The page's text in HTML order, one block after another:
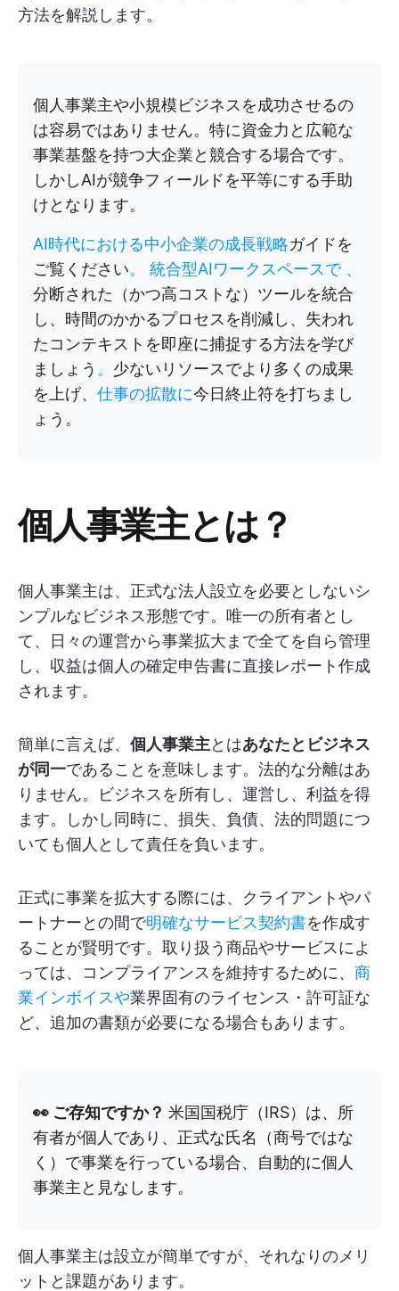
方法を解説します。
個人事業主や小規模ビジネスを成功させるの
は容易ではありません。特に資金力と広範な
事業基盤を持つ大企業と競合する場合です。
しかしAIが競争フィールドを平等にする手助
けとなります。
AI時代における中小企業の成長戦略ガイドを
ご覧ください。 統合型AIワークスペースで 、
分断された（かつ高コストな）ツールを統合
し、時間のかかるプロセスを削減し、失われ
たコンテキストを即座に捕捉する方法を学び
ましょう 。 少ないリソースでより多くの成果
を上げ、 仕事の拡散に今日終止符を打ちまし
ょう。
個人事業主とは？
個人事業主は、正式な法人設立を必要としないシ
ンプルなビジネス形態です。唯一の所有者とし
て、日々の運営から事業拡大まで全てを自ら管理
し、収益は個人の確定申告書に直接レポート作成
されます。
簡単に言えば、 個人事業主とはあなたとビジネス
が同一であることを意味します。法的な分離はあ
りません。ビジネスを所有し、運営し、利益を得
ます。しかし同時に、損失、負債、法的問題につ
いても個人として責任を負います。
正式に事業を拡大する際には、クライアントやパ
ートナーとの間で明確なサービス契約書を作成す
ることが賢明です。取り扱う商品やサービスによ
っては、コンプライアンスを維持するために、 商
業インボイスや業界固有のライセンス・許可証な
ど、追加の書類が必要になる場合もあります。
👀 ご存知ですか？ 米国国税庁（IRS）は、所
有者が個人であり、正式な氏名（商号ではな
く）で事業を行っている場合、自動的に個人
事業主と見なします。
個人事業主は設立が簡単ですが、それなりのメリ
ットと課題があります。